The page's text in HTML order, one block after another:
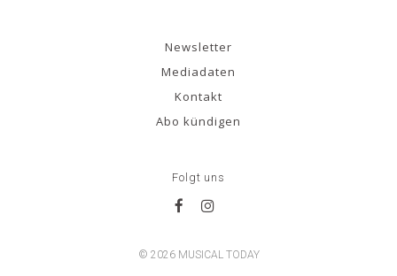
Newsletter
Mediadaten
Kontakt
Abo kündigen
Folgt uns
© 2026 MUSICAL TODAY